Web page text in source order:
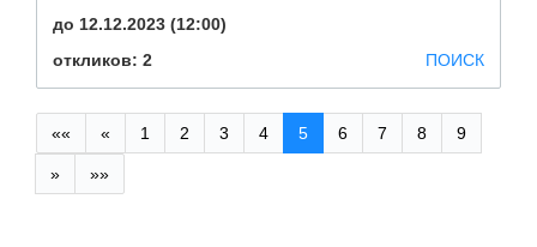
до 12.12.2023 (12:00)
откликов: 2
ПОИСК
«« « 1 2 3 4 5 6 7 8 9
» »»